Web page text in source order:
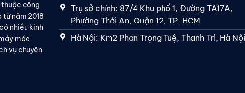
thuộc công
năm 2018
nhiều kinh
móc
vụ chuyên
Trụ sở chính: 87/4 Khu phố 1, Đường TA17A,
Phường Thới An, Quận 12, TP. HCM
Hà Nội: Km2 Phan Trọng Tuệ, Thanh Trì, Hà Nội